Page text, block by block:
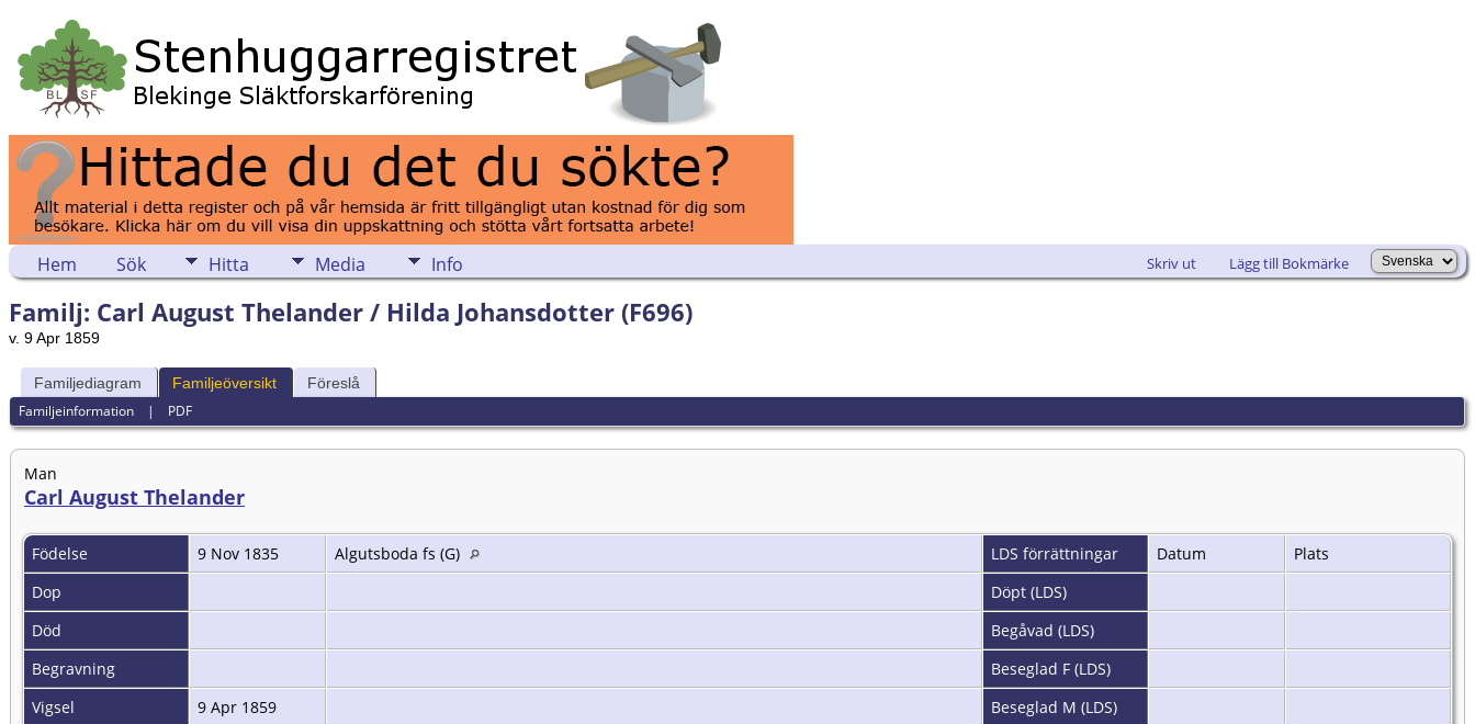
Hem Sök Hitta Media Info Skriv ut Lägg till Bokmärke
Familj: Carl August Thelander / Hilda Johansdotter (F696)
v. 9 Apr 1859
Familjediagram Familjeöversikt Föreslå
Familjeinformation | PDF
Man
Carl August Thelander
Födelse 9 Nov 1835 Algutsboda fs (G) LDS förrättningar Datum
Plats
Dop
Döpt (LDS)
Död
Begåvad (LDS)
Begravning
Beseglad F (LDS)
Vigsel
9 Apr 1859
Beseglad M (LDS)